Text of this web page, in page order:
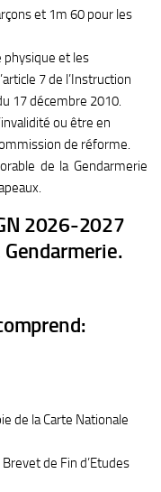
et 1m 60 pour les
physique et les
7 de l’Instruction
17 décembre 2010.
ou être en
de réforme.
de la Gendarmerie
2026-2027
de la Carte Nationale
de Fin d’Etudes